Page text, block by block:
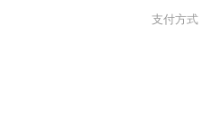
支付方式